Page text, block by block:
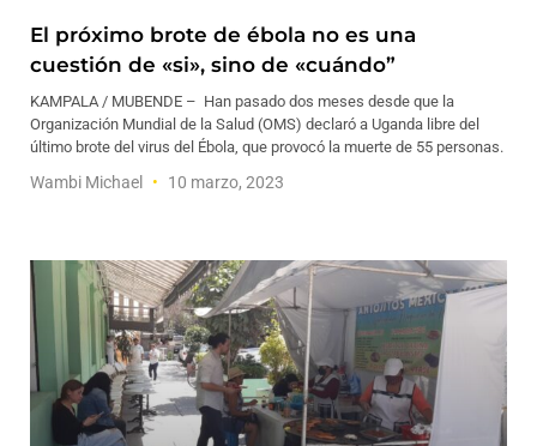
El próximo brote de ébola no es una
cuestión de «si», sino de «cuándo”
KAMPALA / MUBENDE – Han pasado dos meses desde que la
Organización Mundial de la Salud (OMS) declaró a Uganda libre del
último brote del virus del Ébola, que provocó la muerte de 55 personas.
Wambi Michael 10 marzo, 2023